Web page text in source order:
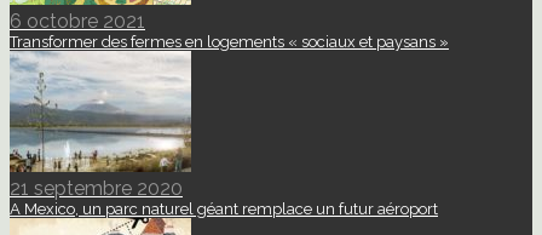
6 octobre 2021
Transformer des fermes en logements « sociaux et paysans »
21 septembre 2020
A Mexico, un parc naturel géant remplace un futur aéroport